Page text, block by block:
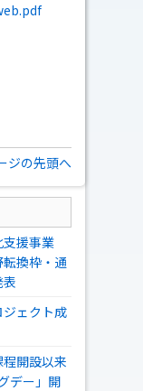
ジの先頭へ
援事業
転換枠・通
ェクト成
開設以来
デー」開